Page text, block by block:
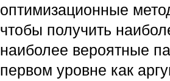
оптимизационные
чтобы получить
наиболее вероятные
первом уровне как